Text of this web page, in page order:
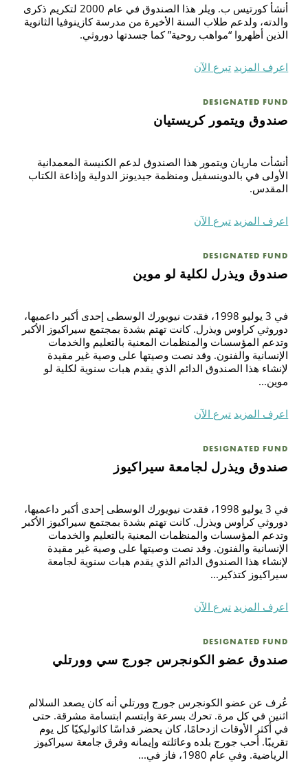
أنشأ كورتيس ب. ويلر هذا الصندوق في عام 2000 لتكريم ذكرى
والدته، ولدعم طلاب السنة الأخيرة من مدرسة كازينوفيا الثانوية
الذين أظهروا “مواهب روحية” كما جسدتها دوروثي.
اعرف المزيد تبرع الآن
DESIGNATED FUND
صندوق ويتمور كريستيان
أنشأت ماريان ويتمور هذا الصندوق لدعم الكنيسة المعمدانية
الأولى في بالدوينسفيل ومنظمة جيديونز الدولية وإذاعة الكتاب
المقدس.
اعرف المزيد تبرع الآن
DESIGNATED FUND
صندوق ويذرل لكلية لو موين
في 3 يوليو 1998، فقدت نيويورك الوسطى إحدى أكبر داعميها،
دوروثي كراوس ويذرل. كانت تهتم بشدة بمجتمع سيراكيوز الأكبر
وتدعم المؤسسات والمنظمات المعنية بالتعليم والخدمات
الإنسانية والفنون. وقد نصت وصيتها على وصية غير مقيدة
لإنشاء هذا الصندوق الدائم الذي يقدم هبات سنوية لكلية لو
موين...
اعرف المزيد تبرع الآن
DESIGNATED FUND
صندوق ويذرل لجامعة سيراكيوز
في 3 يوليو 1998، فقدت نيويورك الوسطى إحدى أكبر داعميها،
دوروثي كراوس ويذرل. كانت تهتم بشدة بمجتمع سيراكيوز الأكبر
وتدعم المؤسسات والمنظمات المعنية بالتعليم والخدمات
الإنسانية والفنون. وقد نصت وصيتها على وصية غير مقيدة
لإنشاء هذا الصندوق الدائم الذي يقدم هبات سنوية لجامعة
سيراكيوز كتذكير...
اعرف المزيد تبرع الآن
DESIGNATED FUND
صندوق عضو الكونجرس جورج سي وورتلي
عُرف عن عضو الكونجرس جورج وورتلي أنه كان يصعد السلالم
اثنين في كل مرة. تحرك بسرعة وابتسم ابتسامة مشرقة. حتى
في أكثر الأوقات ازدحامًا، كان يحضر قداسًا كاثوليكيًا كل يوم
تقريبًا. أحب جورج بلده وعائلته وإيمانه وفرق جامعة سيراكيوز
الرياضية. وفي عام 1980، فاز في...